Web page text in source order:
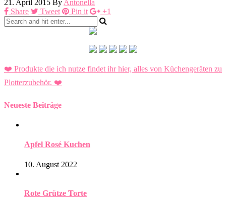
21. April 2015 By Antonella
Share
Tweet Pin it +1
❤️ Produkte die ich nutze findet ihr hier, alles von Küchengeräten zu
Plotterzubehör. ❤️
Neueste Beiträge
Apfel Rosé Kuchen
10. August 2022
Rote Grütze Torte